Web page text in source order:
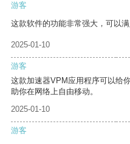
游客
这款软件的功能非常强大，可以满
2025-01-10
游客
这款加速器VPM应用程序可以给
助你在网络上自由移动。
2025-01-10
游客